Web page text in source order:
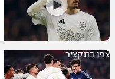
צפו בתקציר